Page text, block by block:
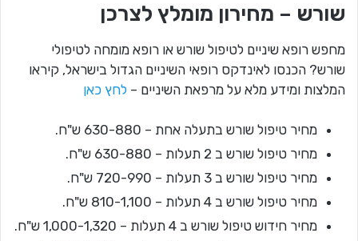
שורש – מחירון מומלץ לצרכן
מחפש רופא שיניים לטיפול שורש או רופא מומחה לטיפולי
שורש? הכנסו לאינדקס רופאי השיניים הגדול בישראל, קיראו
המלצות ומידע מלא על מרפאת השיניים – לחץ כאן
מחיר טיפול שורש בתעלה אחת – 630-880 ש"ח.
מחיר טיפול שורש ב 2 תעלות – 630-880 ש"ח.
מחיר טיפול שורש ב 3 תעלות – 720-990 ש"ח.
מחיר טיפול שורש ב 4 תעלות – 810-1,100 ש"ח.
מחיר חידוש טיפול שורש ב 4 תעלות – 1,000-1,320 ש"ח.